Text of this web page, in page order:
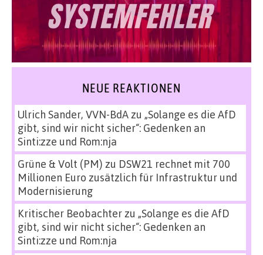
NEUE REAKTIONEN
Ulrich Sander, VVN-BdAzu „Solange es die AfD
gibt, sind wir nicht sicher“: Gedenken an
Sinti:zze und Rom:nja
Grüne & Volt (PM) zu DSW21 rechnet mit 700
Millionen Euro zusätzlich für Infrastruktur und
Modernisierung
Kritischer Beobachterzu „Solange es die AfD
gibt, sind wir nicht sicher“: Gedenken an
Sinti:zze und Rom:nja